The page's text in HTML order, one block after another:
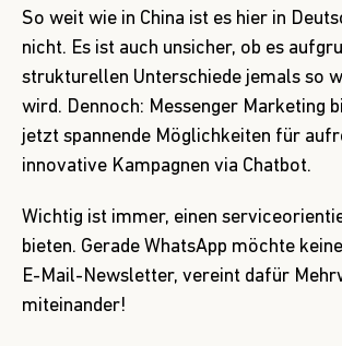
So weit wie in China ist es hier in
nicht. Es ist auch unsicher, ob es
strukturellen Unterschiede jemals so
wird. Dennoch: Messenger Marketing
jetzt spannende Möglichkeiten für
innovative Kampagnen via Chatbot.
Wichtig ist immer, einen
bieten. Gerade WhatsApp möchte
E-Mail-Newsletter, vereint dafür
miteinander!